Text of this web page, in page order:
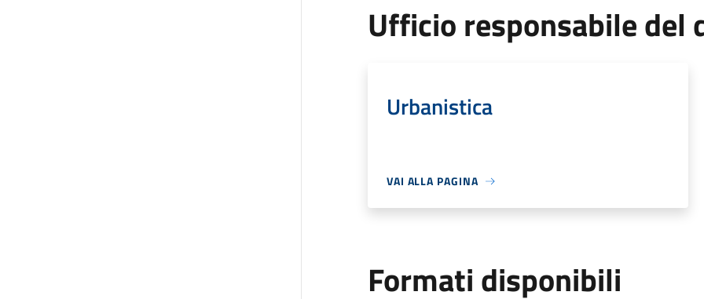
Ufficio responsabile del
Urbanistica
VAI ALLA PAGINA
Formati disponibili